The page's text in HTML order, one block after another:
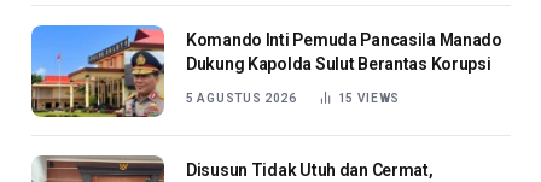
Komando Inti Pemuda Pancasila Manado
Dukung Kapolda Sulut Berantas Korupsi
5 AGUSTUS 2026 15 VIEWS
Disusun Tidak Utuh dan Cermat,